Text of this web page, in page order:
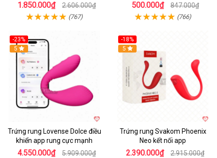
1.850.000₫ 2.606.000₫
(767)
500.000₫ 847.000₫
(766)
-23%
Hot
5
Trứng rung Lovense Dolce điều
khiển app rung cực mạnh
4.550.000₫ 5.909.000₫
-18%
Hot
5
Trứng rung Svakom Phoenix
Neo kết nối app
2.390.000₫ 2.915.000₫